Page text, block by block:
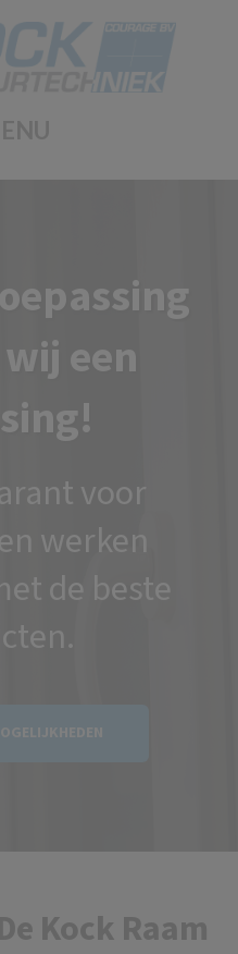
een
voor
werken
de beste
Kock Raam